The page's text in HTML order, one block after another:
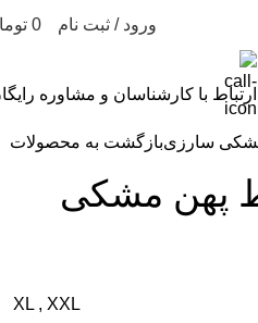
ورود / ثبت نام
0
0
ارتباط با کارشناسان و مشاوره
سارزیبازگشت به محصولات
پهن مشکی
XL , XXL